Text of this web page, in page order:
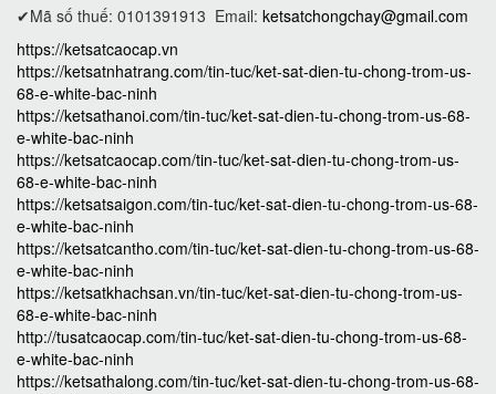
✔Mã số thuế: 0101391913 Email: ketsatchongchay@gmail.com
https://ketsatcaocap.vn
https://ketsatnhatrang.com/tin-tuc/ket-sat-dien-tu-chong-trom-us-
68-e-white-bac-ninh
https://ketsathanoi.com/tin-tuc/ket-sat-dien-tu-chong-trom-us-68-
e-white-bac-ninh
https://ketsatcaocap.com/tin-tuc/ket-sat-dien-tu-chong-trom-us-
68-e-white-bac-ninh
https://ketsatsaigon.com/tin-tuc/ket-sat-dien-tu-chong-trom-us-68-
e-white-bac-ninh
https://ketsatcantho.com/tin-tuc/ket-sat-dien-tu-chong-trom-us-68-
e-white-bac-ninh
https://ketsatkhachsan.vn/tin-tuc/ket-sat-dien-tu-chong-trom-us-
68-e-white-bac-ninh
http://tusatcaocap.com/tin-tuc/ket-sat-dien-tu-chong-trom-us-68-
e-white-bac-ninh
https://ketsathalong.com/tin-tuc/ket-sat-dien-tu-chong-trom-us-68-